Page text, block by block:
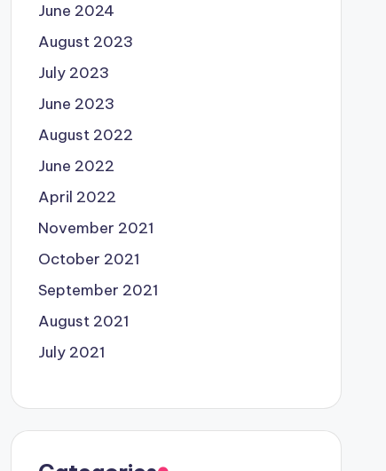
June 2024
August 2023
July 2023
June 2023
August 2022
June 2022
April 2022
November 2021
October 2021
September 2021
August 2021
July 2021